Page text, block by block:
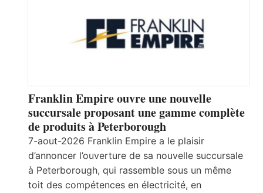
Franklin Empire ouvre une nouvelle
succursale proposant une gamme complète
de produits à Peterborough
7-aout-2026 Franklin Empire a le plaisir
d’annoncer l’ouverture de sa nouvelle succursale
à Peterborough, qui rassemble sous un même
toit des compétences en électricité, en